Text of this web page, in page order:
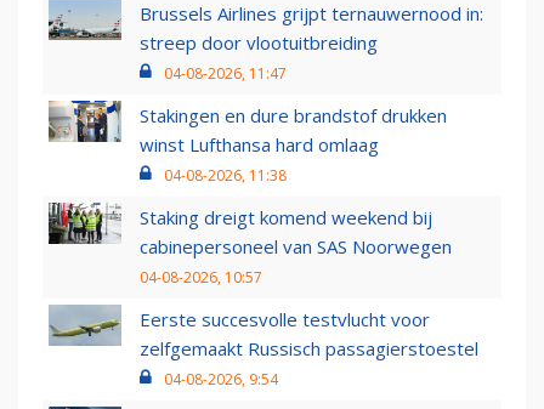
Brussels Airlines grijpt ternauwernood in:
streep door vlootuitbreiding
04-08-2026, 11:47
Stakingen en dure brandstof drukken
winst Lufthansa hard omlaag
04-08-2026, 11:38
Staking dreigt komend weekend bij
cabinepersoneel van SAS Noorwegen
04-08-2026, 10:57
Eerste succesvolle testvlucht voor
zelfgemaakt Russisch passagierstoestel
04-08-2026, 9:54